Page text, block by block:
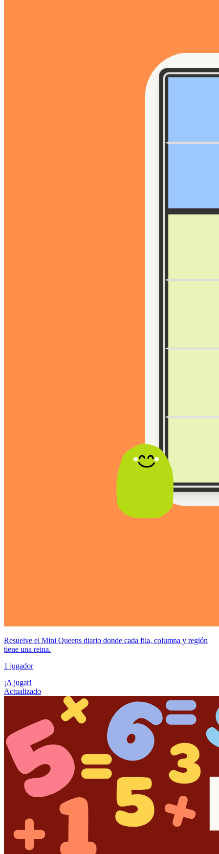
Resuelve el Mini Queens diario donde cada fila, columna y región
tiene una reina.
1 jugador
¡A jugar!
Actualizado